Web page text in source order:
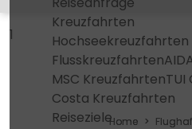
Kreuzfahrten
Hochseekreuzfahrten
Flusskreuzfahrten
MSC KreuzfahrtenTUI
Costa Kreuzfahrten
Reiseziele
1
Home